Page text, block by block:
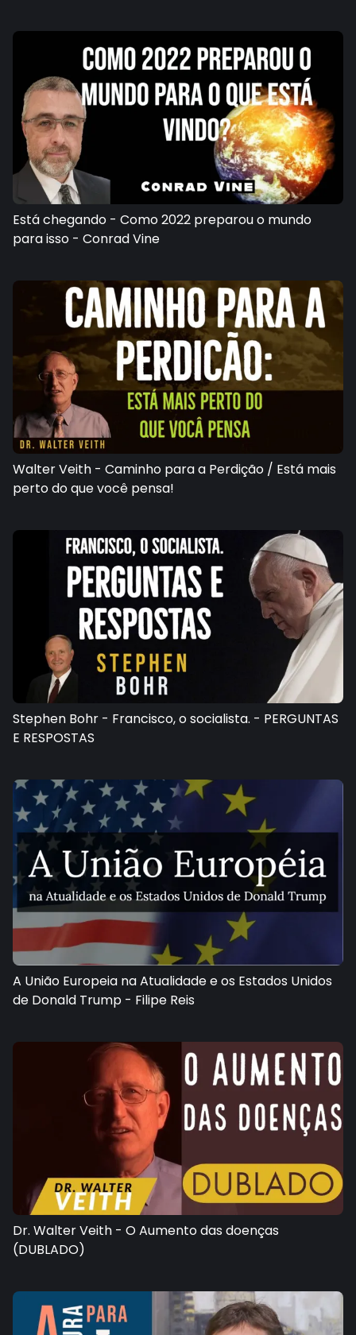
Está chegando - Como 2022 preparou o mundo
para isso - Conrad Vine
Walter Veith - Caminho para a Perdição / Está mais
perto do que você pensa!
Stephen Bohr - Francisco, o socialista. - PERGUNTAS
E RESPOSTAS
A União Europeia na Atualidade e os Estados Unidos
de Donald Trump - Filipe Reis
Dr. Walter Veith - O Aumento das doenças
(DUBLADO)